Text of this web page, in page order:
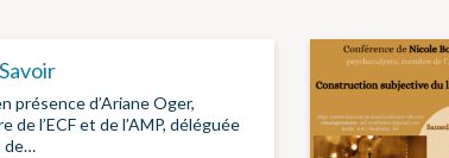
présence d’Ariane Oger,
de l’ECF et de l’AMP, déléguée
de…